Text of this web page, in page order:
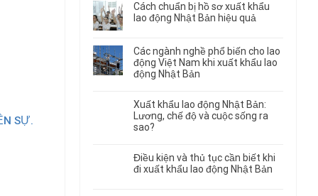
SỰ.
Cách chuẩn bị hồ sơ xuất khẩu
lao động Nhật Bản hiệu quả
Các ngành nghề phổ biến cho lao
động Việt Nam khi xuất khẩu lao
động Nhật Bản
Xuất khẩu lao động Nhật Bản:
Lương, chế độ và cuộc sống ra
sao?
Điều kiện và thủ tục cần biết khi
đi xuất khẩu lao động Nhật Bản